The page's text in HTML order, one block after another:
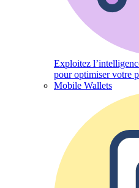
Exploitez
pour optimiser votre
Mobile Wallets